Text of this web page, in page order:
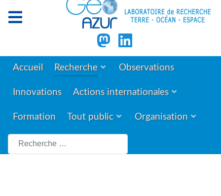
Accueil Recherche Observations
Innovations Actions internationales
Formation Tout public Organisation
Rechercher